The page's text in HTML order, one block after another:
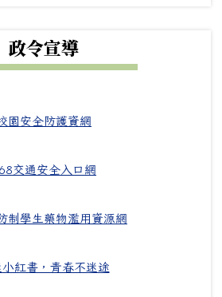
政令宣導
園安全防護資網
交通安全入口網
制學生藥物濫用資源網
小紅書，青春不迷途